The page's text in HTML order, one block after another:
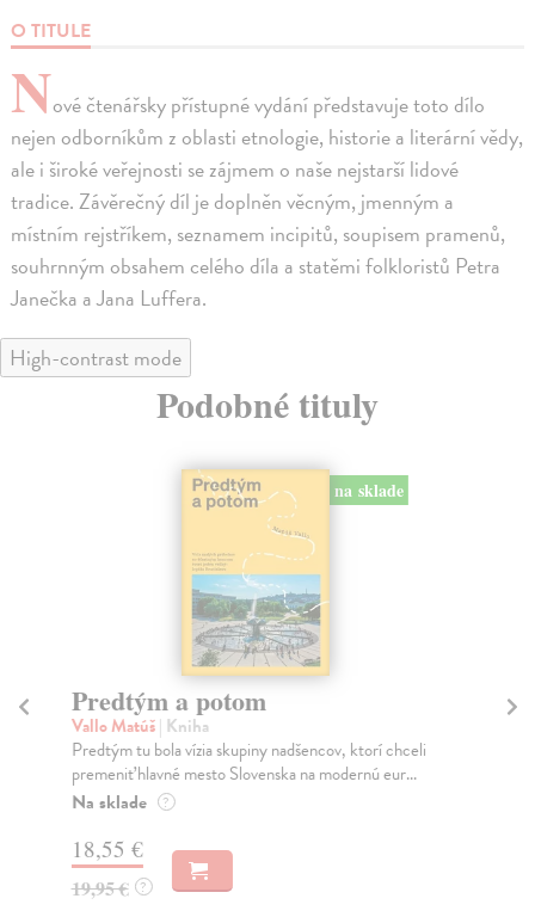
O TITULE
Nové čtenářsky přístupné vydání představuje toto dílo
nejen odborníkům z oblasti etnologie, historie a literární vědy,
ale i široké veřejnosti se zájmem o naše nejstarší lidové
tradice. Závěrečný díl je doplněn věcným, jmenným a
místním rejstříkem, seznamem incipitů, soupisem pramenů,
souhrnným obsahem celého díla a statěmi folkloristů Petra
Janečka a Jana Luffera.
High-contrast mode
Podobné tituly
na sklade
Predtým a potom
Vallo Matúš| Kniha
Predtým tu bola vízia skupiny nadšencov, ktorí chceli
premeniť hlavné mesto Slovenska na modernú eur...
Na sklade ?
18,55 €
19,95 € ?